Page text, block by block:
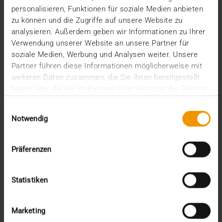
personalisieren, Funktionen für soziale Medien anbieten
zu können und die Zugriffe auf unsere Website zu
analysieren. Außerdem geben wir Informationen zu Ihrer
Verwendung unserer Website an unsere Partner für
soziale Medien, Werbung und Analysen weiter. Unsere
Partner führen diese Informationen möglicherweise mit
weiteren Daten zusammen, die Sie ihnen bereitgestellt
Notwendig
Präferenzen
Statistiken
Marketing
VISUS HEALTH IT
MEHR ERFAHREN